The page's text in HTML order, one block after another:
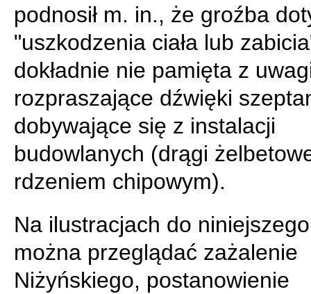
podnosił m. in., że groźba
"uszkodzenia ciała lub
dokładnie nie pamięta z
rozpraszające dźwięki
dobywające się z instalacji
budowlanych (drągi
rdzeniem chipowym).
Na ilustracjach do niniejszego
można przeglądać zażalenie
Niżyńskiego, postanowienie